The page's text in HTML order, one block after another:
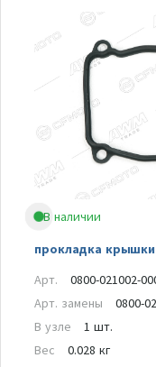
В наличии
прокладка
Арт.
0800-021002-
Арт. замены
0800-
В узле
1 шт.
Вес
0.028 кг